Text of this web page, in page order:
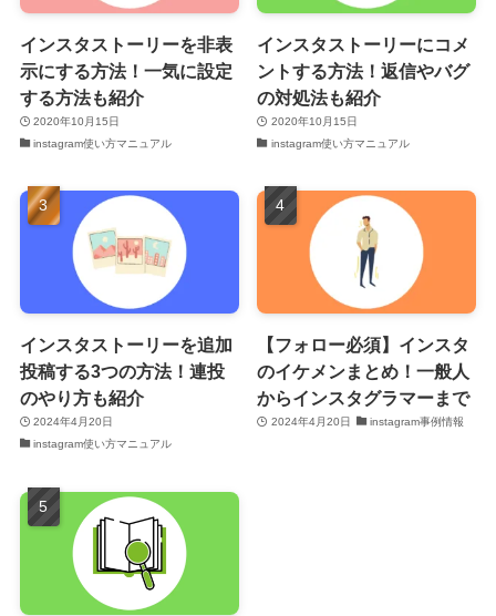
インスタストーリーを非表
示にする方法！一気に設定
する方法も紹介
2020年10月15日
instagram使い方マニュアル
インスタストーリーにコメ
ントする方法！返信やバグ
の対処法も紹介
2020年10月15日
instagram使い方マニュアル
インスタストーリーを追加
投稿する3つの方法！連投
のやり方も紹介
2024年4月20日
instagram使い方マニュアル
【フォロー必須】インスタ
のイケメンまとめ！一般人
からインスタグラマーまで
2024年4月20日 instagram事例情報